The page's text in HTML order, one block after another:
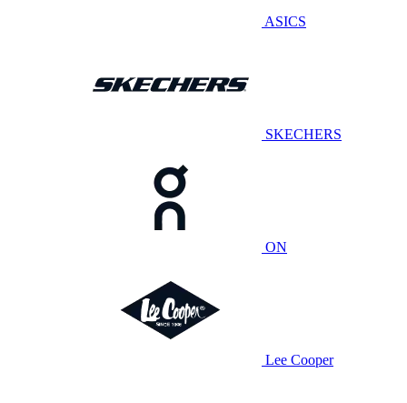
ASICS
SKECHERS
ON
Lee Cooper